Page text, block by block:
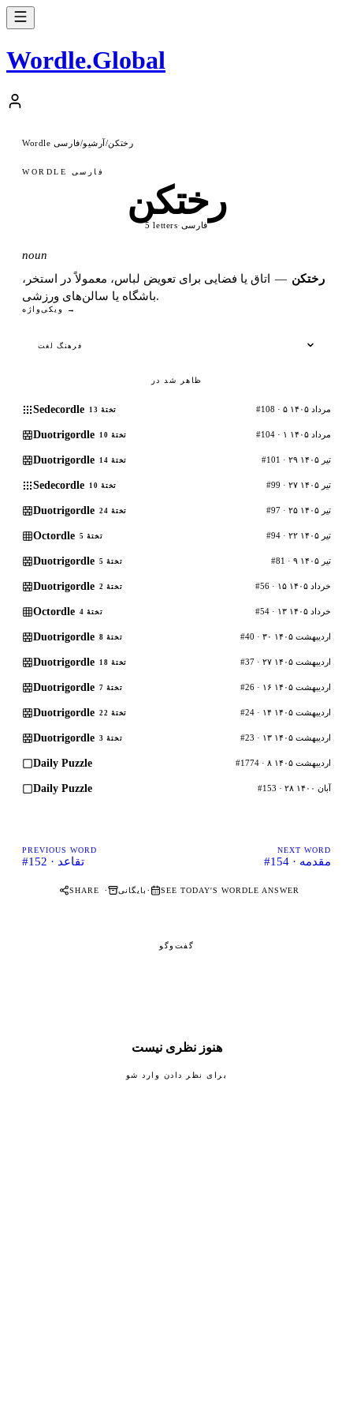
Wordle.Global
Wordle فارسی/آرشیو/رختکن
WORDLE فارسی
رختکن
5 letters·فارسی
noun
رختکن —
اتاق یا فضایی برای تعویض لباس، معمولاً در استخر،
باشگاه یا سالن‌های ورزشی.
ویکی‌واژه →
فرهنگ لغت
ظاهر شد در
Sedecordle تختهٔ 13 #108 · ۵ مرداد ۱۴۰۵
Duotrigordle تختهٔ 10 #104 · ۱ مرداد ۱۴۰۵
Duotrigordle تختهٔ 14 #101 · ۲۹ تیر ۱۴۰۵
Sedecordle تختهٔ 10 #99 · ۲۷ تیر ۱۴۰۵
Duotrigordle تختهٔ 24 #97 · ۲۵ تیر ۱۴۰۵
Octordle تختهٔ 5 #94 · ۲۲ تیر ۱۴۰۵
Duotrigordle تختهٔ 5 #81 · ۹ تیر ۱۴۰۵
Duotrigordle تختهٔ 2 #56 · ۱۵ خرداد ۱۴۰۵
Octordle تختهٔ 4 #54 · ۱۳ خرداد ۱۴۰۵
Duotrigordle تختهٔ 8 #40 · ۳۰ اردیبهشت ۱۴۰۵
Duotrigordle تختهٔ 18 #37 · ۲۷ اردیبهشت ۱۴۰۵
Duotrigordle تختهٔ 7 #26 · ۱۶ اردیبهشت ۱۴۰۵
Duotrigordle تختهٔ 22 #24 · ۱۴ اردیبهشت ۱۴۰۵
Duotrigordle تختهٔ 3 #23 · ۱۳ اردیبهشت ۱۴۰۵
Daily Puzzle #1774 · ۸ اردیبهشت ۱۴۰۵
Daily Puzzle #153 · ۲۸ آبان ۱۴۰۰
PREVIOUS WORD
#152 · تقاعد
NEXT WORD
#154 · مقدمه
SHARE · بایگانی · SEE TODAY'S WORDLE ANSWER
گفت‌وگو
هنوز نظری نیست
برای نظر دادن وارد شو